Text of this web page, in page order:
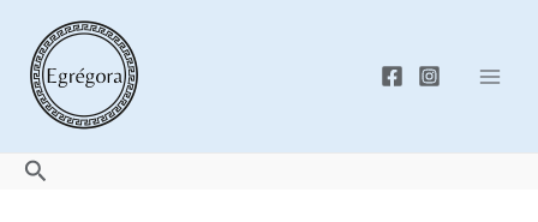
content
Search